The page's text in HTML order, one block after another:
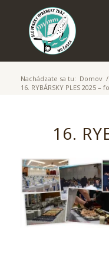
Nachádzate sa tu: Domov /
16. RYBÁRSKY PLES 2025 –
16.